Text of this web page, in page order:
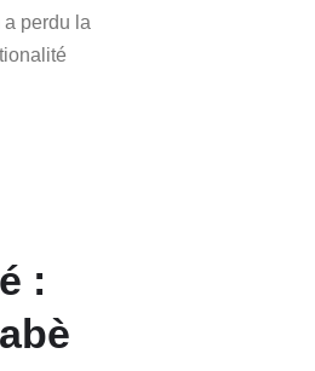
perdu la
: